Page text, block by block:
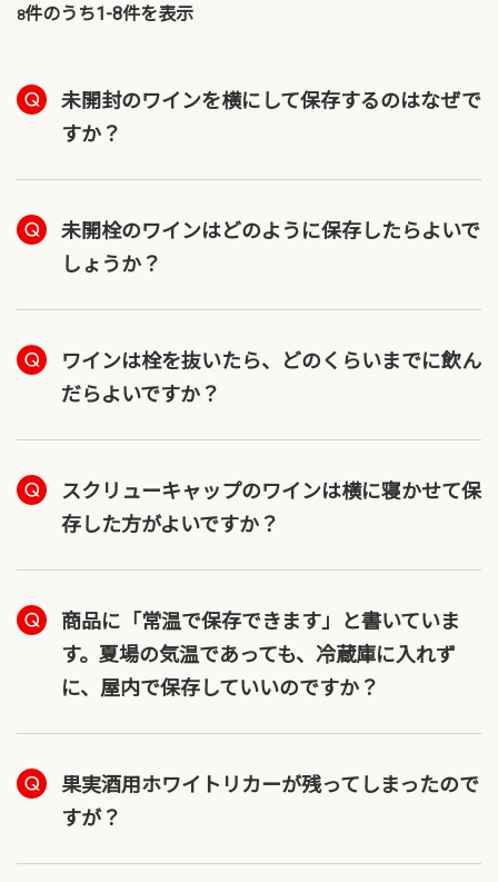
8件のうち1-8件を表示
未開封のワインを横にして保存するのはなぜで
すか？
未開栓のワインはどのように保存したらよいで
しょうか？
ワインは栓を抜いたら、どのくらいまでに飲ん
だらよいですか？
スクリューキャップのワインは横に寝かせて保
存した方がよいですか？
商品に「常温で保存できます」と書いていま
す。夏場の気温であっても、冷蔵庫に入れず
に、屋内で保存していいのですか？
果実酒用ホワイトリカーが残ってしまったので
すが？